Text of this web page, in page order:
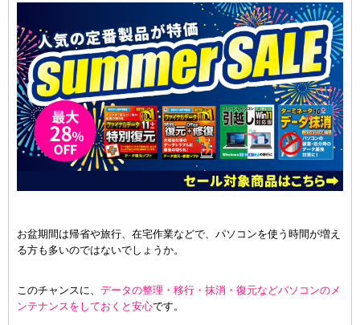
お盆期間は帰省や旅行、在宅作業などで、パソコンを使う時間が増え
る方も多いのではないでしょうか。
このチャンスに、 データの整理・移行・抹消・復元などパソコンのメ
ンテナンスをしておくと安心です。